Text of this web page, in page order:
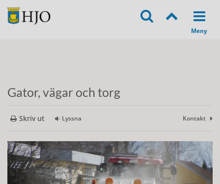
Gator, vägar och torg
Skriv ut Lyssna Kontakt